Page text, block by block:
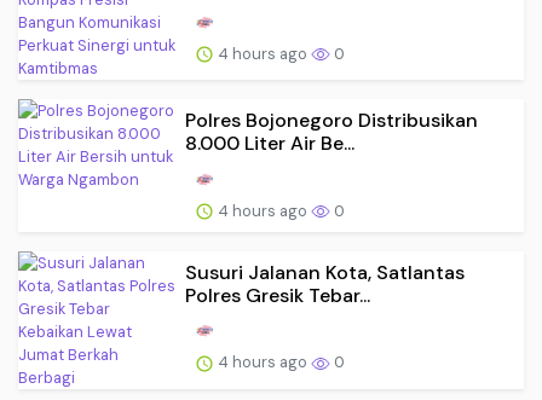
4 hours ago 0
Polres Bojonegoro Distribusikan
8.000 Liter Air Be...
4 hours ago 0
Susuri Jalanan Kota, Satlantas
Polres Gresik Tebar...
4 hours ago 0